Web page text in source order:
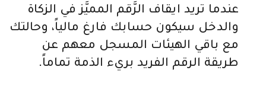
عندما تريد ايقاف الرَّقم المميَّز في الزكاة
والدخل سيكون حسابك فارغ مالياً، وحالتك
مع باقي الهيئات المسجل معهم عن
طريقة الرقم الفريد بريء الذمة تماماً.